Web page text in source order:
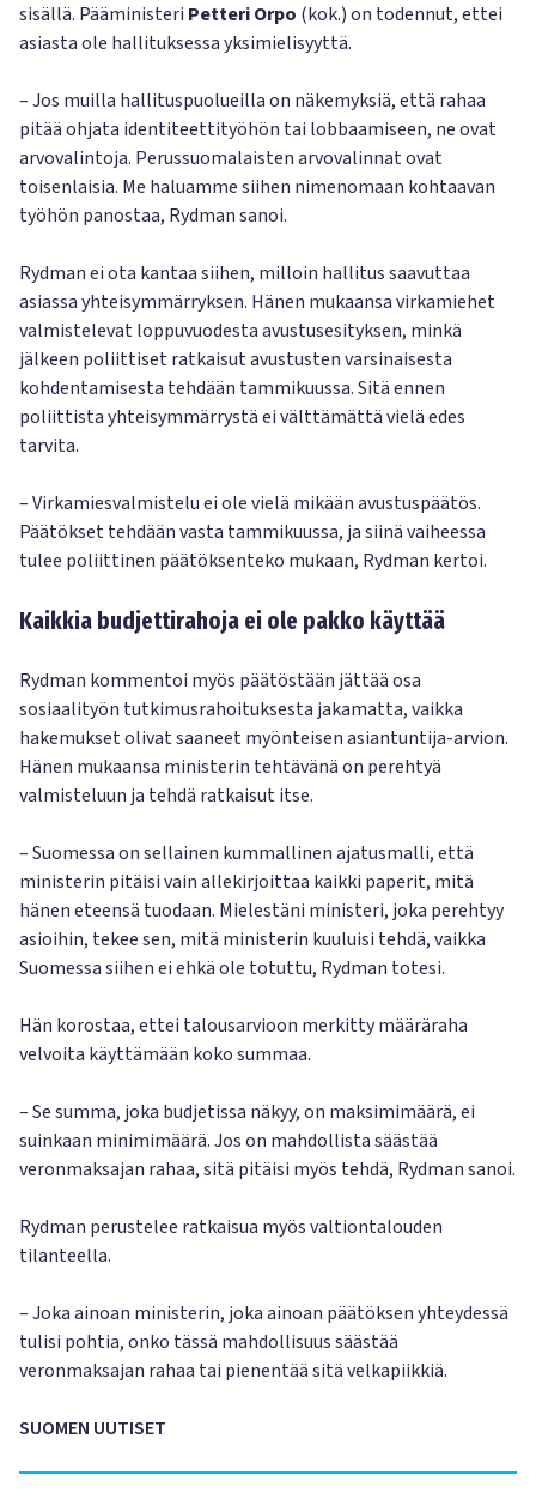
sisällä. Pääministeri Petteri Orpo (kok.) on todennut, ettei
asiasta ole hallituksessa yksimielisyyttä.
– Jos muilla hallituspuolueilla on näkemyksiä, että rahaa
pitää ohjata identiteettityöhön tai lobbaamiseen, ne ovat
arvovalintoja. Perussuomalaisten arvovalinnat ovat
toisenlaisia. Me haluamme siihen nimenomaan kohtaavan
työhön panostaa, Rydman sanoi.
Rydman ei ota kantaa siihen, milloin hallitus saavuttaa
asiassa yhteisymmärryksen. Hänen mukaansa virkamiehet
valmistelevat loppuvuodesta avustusesityksen, minkä
jälkeen poliittiset ratkaisut avustusten varsinaisesta
kohdentamisesta tehdään tammikuussa. Sitä ennen
poliittista yhteisymmärrystä ei välttämättä vielä edes
tarvita.
– Virkamiesvalmistelu ei ole vielä mikään avustuspäätös.
Päätökset tehdään vasta tammikuussa, ja siinä vaiheessa
tulee poliittinen päätöksenteko mukaan, Rydman kertoi.
Kaikkia budjettirahoja ei ole pakko käyttää
Rydman kommentoi myös päätöstään jättää osa
sosiaalityön tutkimusrahoituksesta jakamatta, vaikka
hakemukset olivat saaneet myönteisen asiantuntija-arvion.
Hänen mukaansa ministerin tehtävänä on perehtyä
valmisteluun ja tehdä ratkaisut itse.
– Suomessa on sellainen kummallinen ajatusmalli, että
ministerin pitäisi vain allekirjoittaa kaikki paperit, mitä
hänen eteensä tuodaan. Mielestäni ministeri, joka perehtyy
asioihin, tekee sen, mitä ministerin kuuluisi tehdä, vaikka
Suomessa siihen ei ehkä ole totuttu, Rydman totesi.
Hän korostaa, ettei talousarvioon merkitty määräraha
velvoita käyttämään koko summaa.
– Se summa, joka budjetissa näkyy, on maksimimäärä, ei
suinkaan minimimäärä. Jos on mahdollista säästää
veronmaksajan rahaa, sitä pitäisi myös tehdä, Rydman sanoi.
Rydman perustelee ratkaisua myös valtiontalouden
tilanteella.
– Joka ainoan ministerin, joka ainoan päätöksen yhteydessä
tulisi pohtia, onko tässä mahdollisuus säästää
veronmaksajan rahaa tai pienentää sitä velkapiikkiä.
SUOMEN UUTISET